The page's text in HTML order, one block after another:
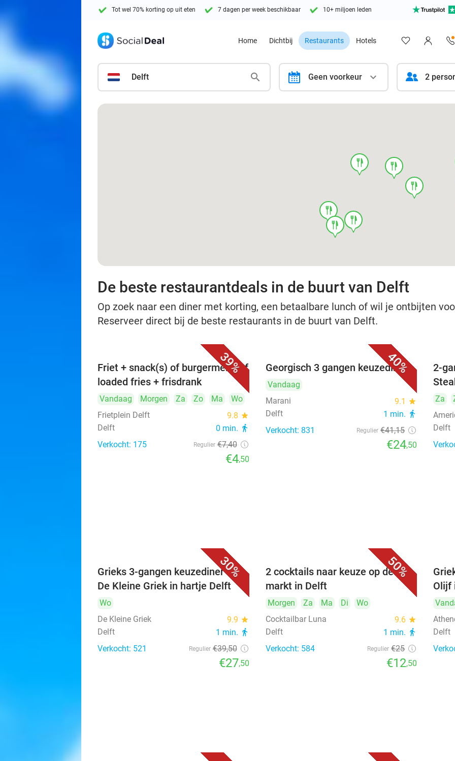
Tot wel 70% korting op uit eten 7 dagen per week beschikbaar 10+ miljoen leden
Home Dichtbij Restaurants Hotels
Delft calendar Geen voorkeur 2
food
food
food
food
food
food
De beste restaurantdeals in de buurt van Delft
Op zoek naar een diner met korting, een betaalbare lunch of wil je ontbijten
Reserveer direct bij de beste restaurants in de buurt van Delft.
39%
Friet + snack(s) of burgermenu of
loaded fries + frisdrank
Vandaag Morgen Za Zo Ma
Wo
Frietplein Delft
9.8 star
Delft 0 min. directions_walk
Verkocht: 175 Regulier €7,40
€4,50
40%
Georgisch 3 gangen keuzediner
Vandaag
Marani
9.1 star
Delft 1 min. directions_walk
Verkocht: 831 Regulier €41,15
€24,50
2-
Za
Delft
30%
Grieks 3-gangen keuzediner bij
De Kleine Griek in hartje Delft
Wo
De Kleine Griek
9.9 star
Delft 1 min. directions_walk
Verkocht: 521 Regulier €39,50
€27,50
50%
2 cocktails naar keuze op de
markt in Delft
Morgen Za Ma Di
Wo
Cocktailbar Luna
9.6 star
Delft 1 min. directions_walk
Verkocht: 584 Regulier €25
€12,50
Olijf
Delft